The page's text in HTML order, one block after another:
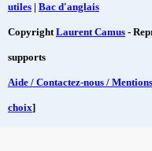
utiles | Bac d'anglais
CopyrightLaurent Camus -
supports
Aide / Contactez-nous /
choix]